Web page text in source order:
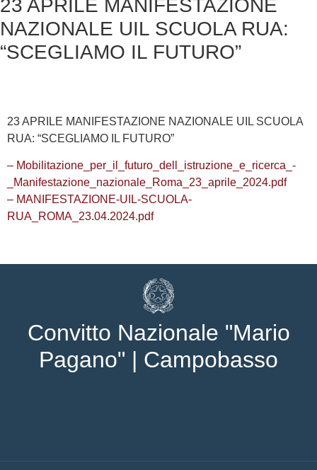
23 APRILE MANIFESTAZIONE
NAZIONALE UIL SCUOLA RUA:
“SCEGLIAMO IL FUTURO”
23 APRILE MANIFESTAZIONE NAZIONALE UIL SCUOLA
RUA: “SCEGLIAMO IL FUTURO”
– Mobilitazione_per_il_futuro_dell_istruzione_e_ricerca_-
_Manifestazione_nazionale_Roma_23_aprile_2024.pdf
– MANIFESTAZIONE-UIL-SCUOLA-
RUA_ROMA_23.04.2024.pdf
Convitto Nazionale "Mario
Pagano" | Campobasso